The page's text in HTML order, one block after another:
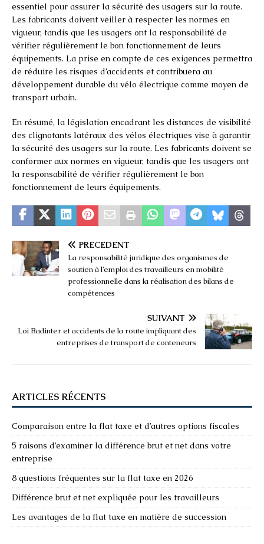
essentiel pour assurer la sécurité des usagers sur la route.
Les fabricants doivent veiller à respecter les normes en
vigueur, tandis que les usagers ont la responsabilité de
vérifier régulièrement le bon fonctionnement de leurs
équipements. La prise en compte de ces exigences permettra
de réduire les risques d’accidents et contribuera au
développement durable du vélo électrique comme moyen de
transport urbain.
En résumé, la législation encadrant les distances de visibilité
des clignotants latéraux des vélos électriques vise à garantir
la sécurité des usagers sur la route. Les fabricants doivent se
conformer aux normes en vigueur, tandis que les usagers ont
la responsabilité de vérifier régulièrement le bon
fonctionnement de leurs équipements.
PRÉCÉDENT
La responsabilité juridique des organismes de
soutien à l’emploi des travailleurs en mobilité
professionnelle dans la réalisation des bilans de
compétences
SUIVANT
Loi Badinter et accidents de la route impliquant des
entreprises de transport de conteneurs
ARTICLES RÉCENTS
Comparaison entre la flat taxe et d’autres options fiscales
5 raisons d’examiner la différence brut et net dans votre
entreprise
8 questions fréquentes sur la flat taxe en 2026
Différence brut et net expliquée pour les travailleurs
Les avantages de la flat taxe en matière de succession